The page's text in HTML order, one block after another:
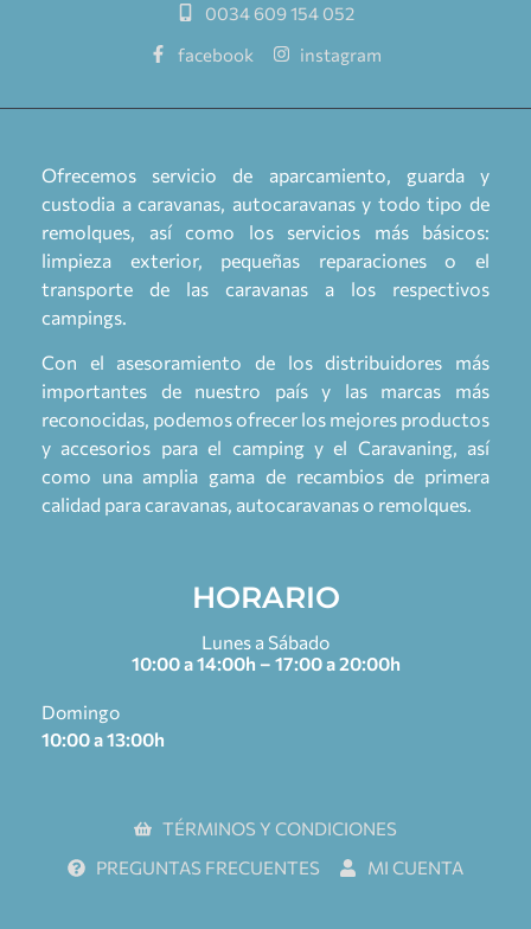
0034 609 154 052
facebook
instagram
Ofrecemos servicio de aparcamiento, guarda y
custodia a caravanas, autocaravanas y todo tipo de
remolques, así como los servicios más básicos:
limpieza exterior, pequeñas reparaciones o el
transporte de las caravanas a los respectivos
campings.
Con el asesoramiento de los distribuidores más
importantes de nuestro país y las marcas más
reconocidas, podemos ofrecer los mejores productos
y accesorios para el camping y el Caravaning, así
como una amplia gama de recambios de primera
calidad para caravanas, autocaravanas o remolques.
HORARIO
Lunes a Sábado
10:00 a 14:00h – 17:00 a 20:00h
Domingo
10:00 a 13:00h
TÉRMINOS Y CONDICIONES
PREGUNTAS FRECUENTES
MI CUENTA